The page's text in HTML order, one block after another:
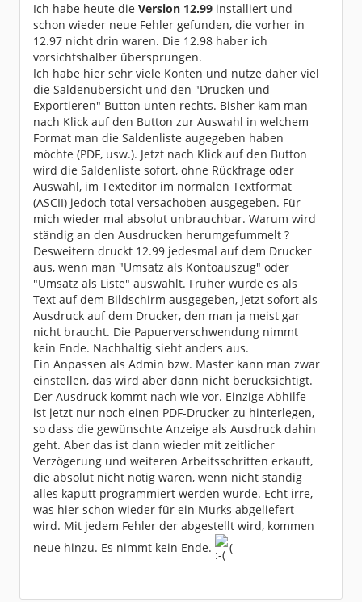
Ich habe heute die Version 12.99 installiert und
schon wieder neue Fehler gefunden, die vorher in
12.97 nicht drin waren. Die 12.98 haber ich
vorsichtshalber übersprungen.
Ich habe hier sehr viele Konten und nutze daher viel
die Saldenübersicht und den "Drucken und
Exportieren" Button unten rechts. Bisher kam man
nach Klick auf den Button zur Auswahl in welchem
Format man die Saldenliste augegeben haben
möchte (PDF, usw.). Jetzt nach Klick auf den Button
wird die Saldenliste sofort, ohne Rückfrage oder
Auswahl, im Texteditor im normalen Textformat
(ASCII) jedoch total versachoben ausgegeben. Für
mich wieder mal absolut unbrauchbar. Warum wird
ständig an den Ausdrucken herumgefummelt ?
Desweitern druckt 12.99 jedesmal auf dem Drucker
aus, wenn man "Umsatz als Kontoauszug" oder
"Umsatz als Liste" auswählt. Früher wurde es als
Text auf dem Bildschirm ausgegeben, jetzt sofort als
Ausdruck auf dem Drucker, den man ja meist gar
nicht braucht. Die Papuerverschwendung nimmt
kein Ende. Nachhaltig sieht anders aus.
Ein Anpassen als Admin bzw. Master kann man zwar
einstellen, das wird aber dann nicht berücksichtigt.
Der Ausdruck kommt nach wie vor. Einzige Abhilfe
ist jetzt nur noch einen PDF-Drucker zu hinterlegen,
so dass die gewünschte Anzeige als Ausdruck dahin
geht. Aber das ist dann wieder mit zeitlicher
Verzögerung und weiteren Arbeitsschritten erkauft,
die absolut nicht nötig wären, wenn nicht ständig
alles kaputt programmiert werden würde. Echt irre,
was hier schon wieder für ein Murks abgeliefert
wird. Mit jedem Fehler der abgestellt wird, kommen
neue hinzu. Es nimmt kein Ende.
(